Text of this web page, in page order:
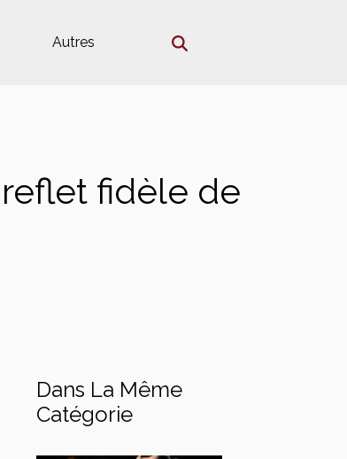
Autres
fidèle de
Dans La Même
Catégorie